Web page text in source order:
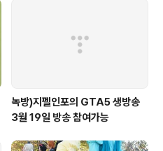
녹방)지펠인포의 GTA5 생방송
3월 19일 방송 참여가능